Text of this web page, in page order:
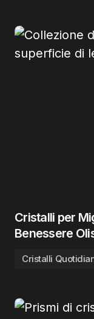
Cristalli per
Benessere
Cristalli